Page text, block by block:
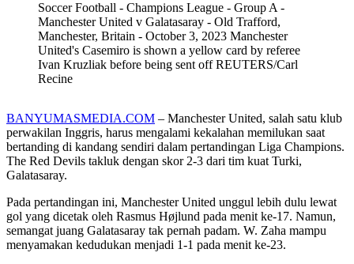
Soccer Football - Champions League - Group A -
Manchester United v Galatasaray - Old Trafford,
Manchester, Britain - October 3, 2023 Manchester
United's Casemiro is shown a yellow card by referee
Ivan Kruzliak before being sent off REUTERS/Carl
Recine
BANYUMASMEDIA.COM – Manchester United, salah satu klub
perwakilan Inggris, harus mengalami kekalahan memilukan saat
bertanding di kandang sendiri dalam pertandingan Liga Champions.
The Red Devils takluk dengan skor 2-3 dari tim kuat Turki,
Galatasaray.
Pada pertandingan ini, Manchester United unggul lebih dulu lewat
gol yang dicetak oleh Rasmus Højlund pada menit ke-17. Namun,
semangat juang Galatasaray tak pernah padam. W. Zaha mampu
menyamakan kedudukan menjadi 1-1 pada menit ke-23.